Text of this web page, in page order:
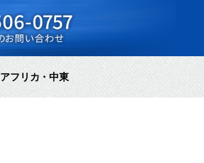
アフリカ・中東